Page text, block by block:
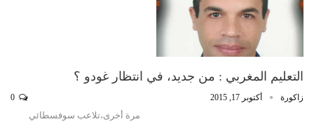
التعليم المغربي : من جديد، في انتظار غودو ؟
زاكورة أكتوبر 17, 2015
مرة أخرى،تلاعب سوفسطائي